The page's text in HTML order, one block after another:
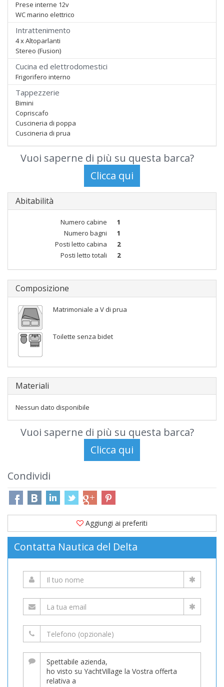
Prese interne 12v
WC marino elettrico
Intrattenimento
4 x Altoparlanti
Stereo (Fusion)
Cucina ed elettrodomestici
Frigorifero interno
Tappezzerie
Bimini
Copriscafo
Cuscineria di poppa
Cuscineria di prua
Vuoi saperne di più su questa barca?
Abitabilità
Numero cabine
1
Numero bagni
1
Posti letto cabina
2
Posti letto totali
2
Composizione
Matrimoniale a V di prua
Toilette senza bidet
Materiali
Nessun dato disponibile
Vuoi saperne di più su questa barca?
Condividi
Aggiungi ai preferiti
Contatta Nautica del Delta